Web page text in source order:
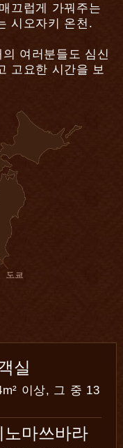
끄럽게 가꿔주는
시오자키 온천.
여러분들도 심신
고요한 시간을 보
실
이상, 그 중 13
노마쓰바라